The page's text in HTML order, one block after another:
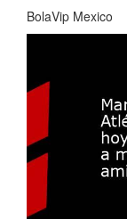
BolaVip Mexico